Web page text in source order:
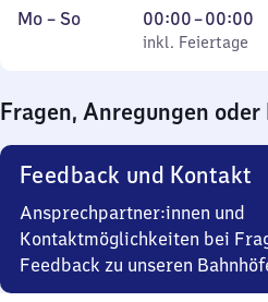
Montag
Mo – So,
inkl. Feiertage
00:00–00:00
Von
0
0
Uhr
inkl. Feiertage
Fragen, Anregungen oder
Feedback und Kontakt
Ansprechpartner:innen und
Kontaktmöglichkeiten bei
Feedback zu unseren